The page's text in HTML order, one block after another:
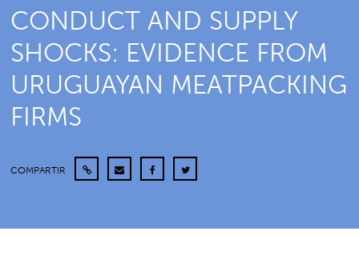
CONDUCT AND SUPPLY
SHOCKS: EVIDENCE FROM
URUGUAYAN MEATPACKING
FIRMS
COMPARTIR